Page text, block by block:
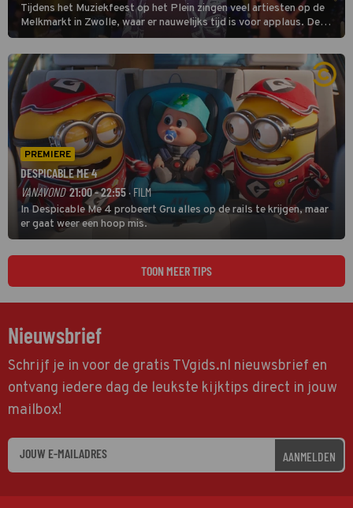
Tijdens het Muziekfeest op het Plein zingen veel artiesten op de
Melkmarkt in Zwolle, waar er nauwelijks tijd is voor applaus. De
grootste namen zijn André Hazes, Jannes, René Froger en
natuurlijk Rutger van Barneveld met zijn hit Zwoele Zomernachten.
PREMIERE
DESPICABLE ME 4
VANAVOND 21:00 - 22:55 · FILM
In Despicable Me 4 probeert Gru alles op de rails te krijgen, maar
er gaat weer een hoop mis.
TOON MEER TIPS
Nieuwsbrief
Schrijf je in voor de gratis TVgids.nl nieuwsbrief en
ontvang iedere dag de leukste kijktips direct in jouw
mailbox!
AANMELDEN